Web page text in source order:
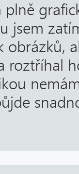
jsem
obrázků,
roztříhal